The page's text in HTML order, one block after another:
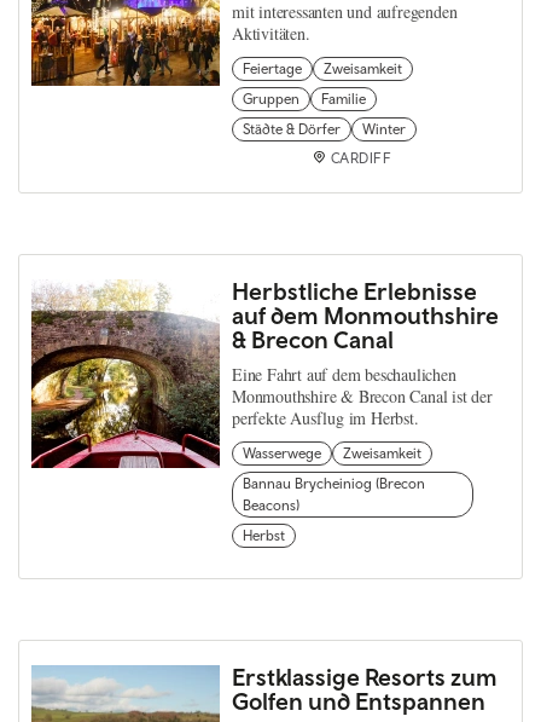
mit interessanten und aufregenden
Aktivitäten.
Feiertage
Zweisamkeit
Gruppen
Familie
Städte & Dörfer
Winter
CARDIFF
Herbstliche Erlebnisse
auf dem Monmouthshire
& Brecon Canal
Eine Fahrt auf dem beschaulichen
Monmouthshire & Brecon Canal ist der
perfekte Ausflug im Herbst.
Wasserwege
Zweisamkeit
Bannau Brycheiniog (Brecon
Beacons)
Herbst
Erstklassige Resorts zum
Golfen und Entspannen